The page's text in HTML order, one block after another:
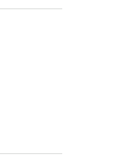
한 곳에서 계